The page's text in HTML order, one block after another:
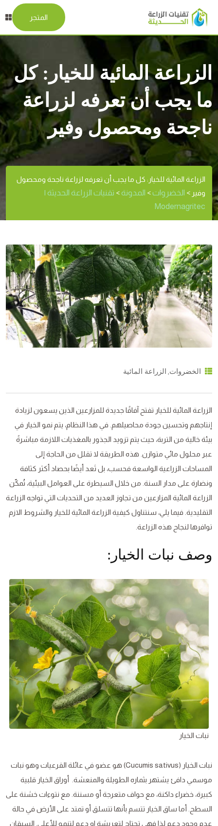
المتجر
الزراعة المائية للخيار: كل
ما يجب أن تعرفه لزراعة
ناجحة ومحصول وفير
الزراعة المائية للخيار: كل ما يجب أن تعرفه لزراعة ناجحة ومحصول
وفير > الخضروات> المدونة> تقنيات الزراعة الحديثة |
Modernagritec
الخضروات الزراعة المائية
الزراعة المائية للخيار تفتح آفاقًا جديدة للمزارعين الذين يسعون لزيادة
إنتاجهم وتحسين جودة محاصيلهم. في هذا النظام، يتم نمو الخيار في
بيئة خالية من التربة، حيث يتم تزويد الجذور بالمغذيات اللازمة مباشرةً
عبر محلول مائي متوازن. هذه الطريقة لا تقلل من الحاجة إلى
المساحات الزراعية الواسعة فحسب، بل تَعد أيضًا بحصاد أكثر كثافة
ونضارة على مدار السنة. من خلال السيطرة على العوامل البيئية، تُمكّن
الزراعة المائية المزارعين من تجاوز العديد من التحديات التي تواجه الزراعة
التقليدية. فيما يلي، سنتناول كيفية الزراعة المائية للخيار والشروط الازم
توافرها لنجاح هذه الزراعة.
وصف نبات الخيار:
نبات الخيار
نبات الخيار (Cucumis sativus) هو عضو في عائلة القرعيات وهو نبات
موسمي دافئ يشتهر بثماره الطويلة والمنعشة. أوراق الخيار قلبية
كبيرة، خضراء داكنة، مع حواف متعرجة أو مسننة. مع نتوءات خشنة على
السطح. أما ساق الخيار تتسم بأنها تتسلق أو تمتد على الأرض في حالة
عدم وجود دعم لذا فهي تحتاج لتعريشة او دعم لتنمو للأعلى. السيقان